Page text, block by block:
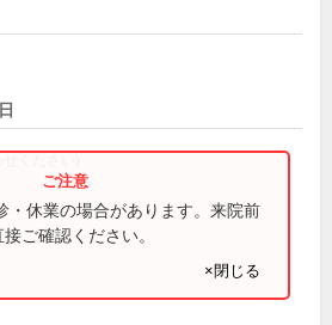
ください)
・休業の場合があります。来院前
ご確認ください。
×閉じる